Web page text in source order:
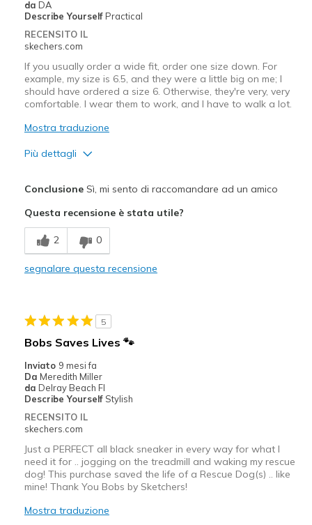
Migliori Utilizzi:
Sizing
Feels true to size
View On Shoes
Shoes are for Wearing
da DA
Describe Yourself Practical
RECENSITO IL
skechers.com
If you usually order a wide fit, order one size down. For
example, my size is 6.5, and they were a little big on me; I
should have ordered a size 6. Otherwise, they're very, very
comfortable. I wear them to work, and I have to walk a lot.
Mostra traduzione
Più dettagli
Breathe Well
Comfortable
View On Shoes
ConclusioneSì, mi sento di raccomandare ad un amico
Questa recensione è stata utile?
2 0
segnalare questa recensione
5
Bobs Saves Lives 🐾
Inviato 9 mesi fa
Da Meredith Miller
da Delray Beach Fl
Describe Yourself Stylish
RECENSITO IL
skechers.com
Just a PERFECT all black sneaker in every way for what I
need it for .. jogging on the treadmill and waking my rescue
dog! This purchase saved the life of a Rescue Dog(s) .. like
mine! Thank You Bobs by Sketchers!
Mostra traduzione